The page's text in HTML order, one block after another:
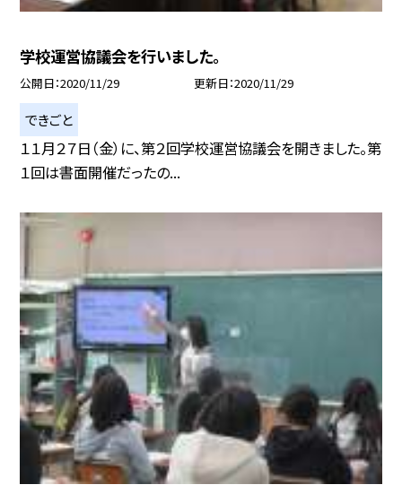
学校運営協議会を行いました。
公開日 2020/11/29 更新日 2020/11/29
できごと
１１月２７日（金）に、第２回学校運営協議会を開きました。第
１回は書面開催だったの...